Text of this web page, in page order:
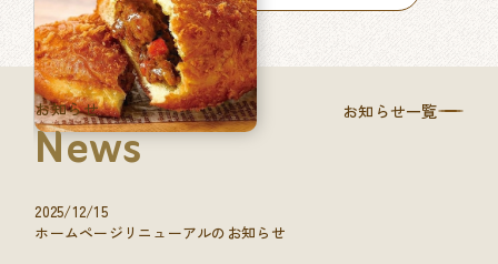
お知らせ
News
お知らせ一覧
2025/12/15
ホームページリニューアルのお知らせ